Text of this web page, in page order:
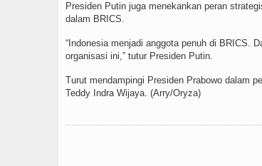
Presiden Putin juga menekankan peran
dalam BRICS.
“Indonesia menjadi anggota penuh di BRICS.
organisasi ini,” tutur Presiden Putin.
Turut mendampingi Presiden Prabowo dalam
Teddy Indra Wijaya. (Arry/Oryza)